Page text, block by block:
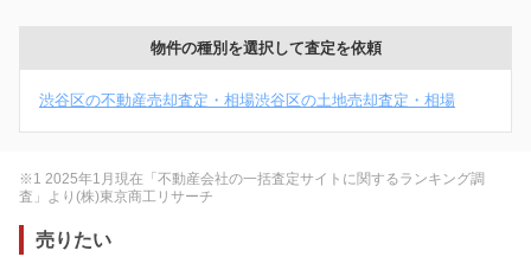
物件の種別を選択して査定を依頼
渋谷区の不動産売却査定・相場渋谷区の土地売却査定・相場
※1 2025年1月現在「不動産会社の一括査定サイトに関するランキング調
査」より(株)東京商工リサーチ
売りたい